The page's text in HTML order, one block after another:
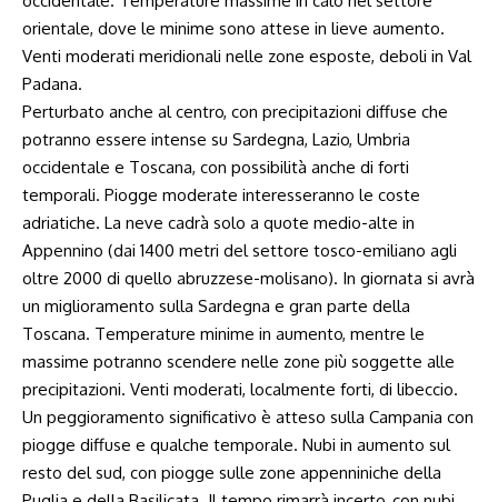
orientale, dove le minime sono attese in lieve aumento.
Venti moderati meridionali nelle zone esposte, deboli in Val
Padana.
Perturbato anche al centro, con precipitazioni diffuse che
potranno essere intense su Sardegna, Lazio, Umbria
occidentale e Toscana, con possibilità anche di forti
temporali. Piogge moderate interesseranno le coste
adriatiche. La neve cadrà solo a quote medio-alte in
Appennino (dai 1400 metri del settore tosco-emiliano agli
oltre 2000 di quello abruzzese-molisano). In giornata si avrà
un miglioramento sulla Sardegna e gran parte della
Toscana. Temperature minime in aumento, mentre le
massime potranno scendere nelle zone più soggette alle
precipitazioni. Venti moderati, localmente forti, di libeccio.
Un peggioramento significativo è atteso sulla Campania con
piogge diffuse e qualche temporale. Nubi in aumento sul
resto del sud, con piogge sulle zone appenniniche della